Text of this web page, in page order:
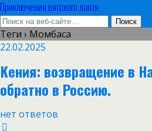
Приключения вятского лаптя
Теги › Момбаса
22.02.2025
Кения: возвращение в
обратно в Россию.
нет ответов